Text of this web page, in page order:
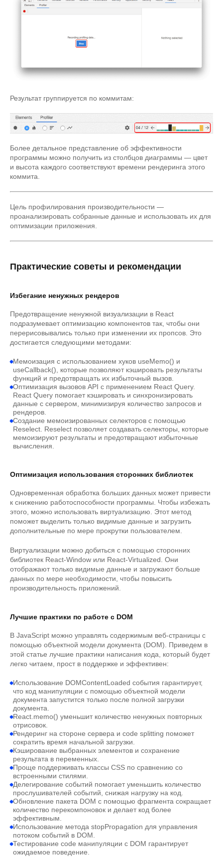
Результат группируется по коммитам:
Более детальное представление об эффективности
программы можно получить из столбцов диаграммы — цвет
и высота каждого соответствуют времени рендеринга этого
коммита.
Цель профилирования производительности —
проанализировать собранные данные и использовать их для
оптимизации приложения.
Практические советы и рекомендации
Избегание ненужных рендеров
Предотвращение ненужной визуализации в React
подразумевает оптимизацию компонентов так, чтобы они
перерисовывались только при изменении их пропсов. Это
достигается следующими методами:
Мемоизация с использованием хуков useMemo() и
useCallback(), которые позволяют кэшировать результаты
функций и предотвращать их избыточный вызов.
Оптимизация вызовов API с применением React Query.
React Query помогает кэшировать и синхронизировать
данные с сервером, минимизируя количество запросов и
рендеров.
Создание мемоизированных селекторов с помощью
Reselect. Reselect позволяет создавать селекторы, которые
мемоизируют результаты и предотвращают избыточные
вычисления.
Оптимизация использования сторонних библиотек
Одновременная обработка больших данных может привести
к снижению работоспособности программы. Чтобы избежать
этого, можно использовать виртуализацию. Этот метод
поможет выделить только видимые данные и загрузить
дополнительные по мере прокрутки пользователем.
Виртуализации можно добиться с помощью сторонних
библиотек React-Window или React-Virtualized. Они
отображают только видимые данные и загружают больше
данных по мере необходимости, чтобы повысить
производительность приложений.
Лучшие практики по работе с DOM
В JavaScript можно управлять содержимым веб-страницы с
помощью объектной модели документа (DOM). Приведем в
этой статье лучшие практики написания кода, который будет
легко читаем, прост в поддержке и эффективен:
Использование DOMContentLoaded события гарантирует,
что код манипуляции с помощью объектной модели
документа запустится только после полной загрузки
документа.
React.memo() уменьшит количество ненужных повторных
отрисовок.
Рендеринг на стороне сервера и code splitting поможет
сократить время начальной загрузки.
Кэширование выбранных элементов и сохранение
результата в переменных.
Проще поддерживать классы CSS по сравнению со
встроенными стилями.
Делегирование событий помогает уменьшить количество
прослушивателей событий, снижая нагрузку на код.
Обновление пакета DOM с помощью фрагмента сокращает
количество перекомпоновок и делает код более
эффективным.
Использование метода stopPropagation для управления
потоком событий в DOM.
Тестирование code манипуляции с DOM гарантирует
ожидаемое поведение.